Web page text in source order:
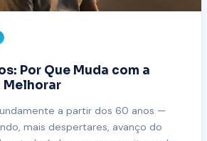
Por Que Muda com a
Melhorar
a partir dos 60 anos —
mais despertares, avanço do